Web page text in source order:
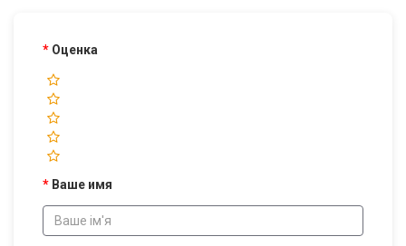
Оценка
Ваше имя